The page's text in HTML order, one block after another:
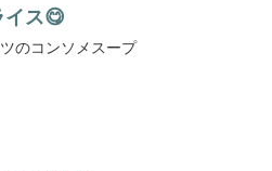
イス😋
サラダ ⚫︎春キャベツのコンソメスープ